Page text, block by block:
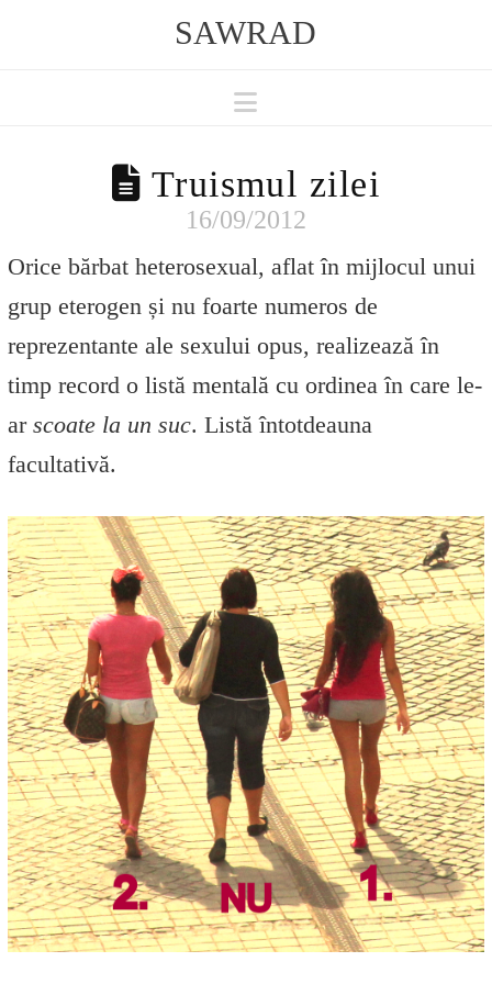
SAWRAD
Navigation
Truismul zilei
16/09/2012
Orice bărbat heterosexual, aflat în mijlocul unui
grup eterogen și nu foarte numeros de
reprezentante ale sexului opus, realizează în
timp record o listă mentală cu ordinea în care le-
ar scoate la un suc. Listă întotdeauna
facultativă.